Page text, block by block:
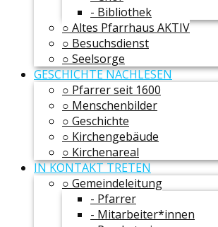
- Bibliothek
○ Altes Pfarrhaus AKTIV
○ Besuchsdienst
○ Seelsorge
GESCHICHTE NACHLESEN
○ Pfarrer seit 1600
○ Menschenbilder
○ Geschichte
○ Kirchengebäude
○ Kirchenareal
IN KONTAKT TRETEN
○ Gemeindeleitung
- Pfarrer
- Mitarbeiter*innen